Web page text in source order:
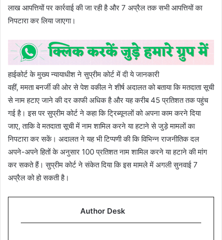
लाख आपत्तियों पर कार्रवाई की जा रही है और 7 अप्रैल तक सभी आपत्तियों का
निपटारा कर लिया जाएगा।
हाईकोर्ट के मुख्य न्यायाधीश ने सुप्रीम कोर्ट में दी ये जानकारी
वहीं, ममता बनर्जी की ओर से पेश वकील ने शीर्ष अदालत को बताया कि मतदाता सूची
से नाम हटाए जाने की दर काफी अधिक है और यह करीब 45 प्रतिशत तक पहुंच
गई है। इस पर सुप्रीम कोर्ट ने कहा कि ट्रिब्यूनलों को अपना काम करने दिया
जाए, ताकि वे मतदाता सूची में नाम शामिल करने या हटाने से जुड़े मामलों का
निपटारा कर सकें। अदालत ने यह भी टिप्पणी की कि विभिन्न राजनीतिक दल
अपने-अपने हितों के अनुसार 100 प्रतिशत नाम शामिल करने या हटाने की मांग
कर सकते हैं। सुप्रीम कोर्ट ने संकेत दिया कि इस मामले में अगली सुनवाई 7
अप्रैल को हो सकती है।
Author Desk